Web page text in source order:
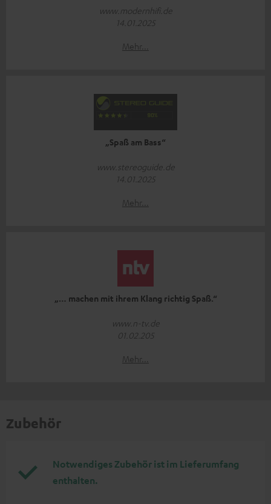
www.modernhifi.de
14.01.2025
Mehr...
„Spaß am Bass“
www.stereoguide.de
14.01.2025
Mehr...
„… machen mit ihrem Klang richtig Spaß.“
www.n-tv.de
01.02.205
Mehr...
Zubehör
Notwendiges Zubehör ist im Lieferumfang
enthalten.